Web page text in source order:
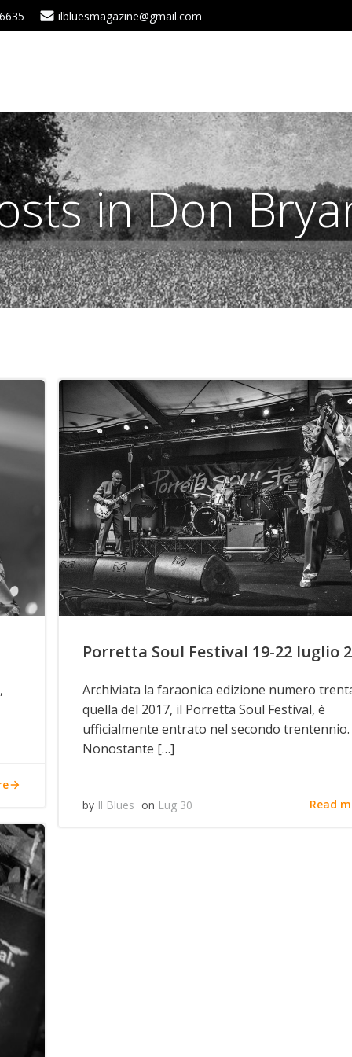
ilbluesmagazine@gmail.com
in Don
Porretta Soul Festival 19-22 luglio
Archiviata la faraonica edizione numero
quella del 2017, il Porretta Soul Festival, è
ufficialmente entrato nel secondo trentennio.
Nonostante […]
by Il Blues on Lug 30 Read